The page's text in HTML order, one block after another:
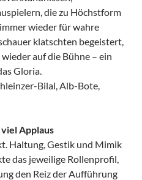
die zu Höchstform
wieder für wahre
klatschten begeistert,
auf die Bühne – ein
Gloria.
Bilal, Alb-Bote,
Applaus
Haltung, Gestik und Mimik
das jeweilige Rollenprofil,
den Reiz der Aufführung